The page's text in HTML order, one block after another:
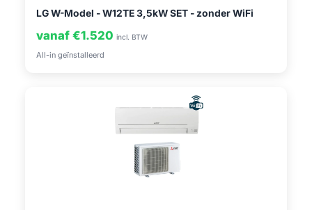
LG W-Model - W12TE 3,5kW SET - zonder WiFi
vanaf €1.520 incl. BTW
All-in geïnstalleerd